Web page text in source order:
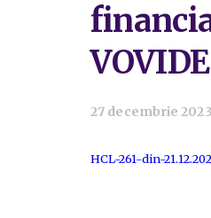
27 decembrie 2023
HCL-261-din-